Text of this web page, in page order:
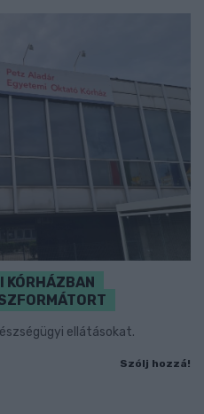
KÓRHÁZBAN
ellátásokat.
Szólj hozzá!